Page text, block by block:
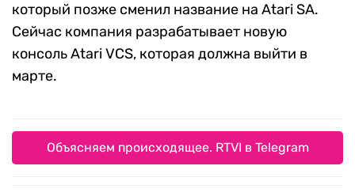
который позже сменил название на Atari SA.
Сейчас компания разрабатывает новую
консоль Atari VCS, которая должна выйти в
марте.
Объясняем происходящее. RTVI в Telegram